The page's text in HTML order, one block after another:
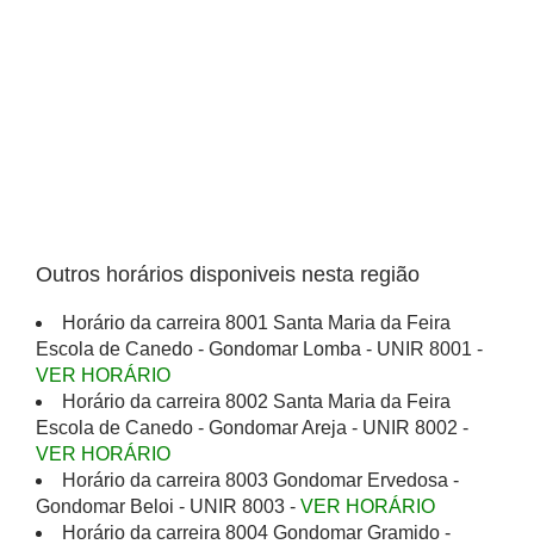
Outros horários disponiveis nesta região
Horário da carreira 8001 Santa Maria da Feira
Escola de Canedo - Gondomar Lomba - UNIR 8001 -
VER HORÁRIO
Horário da carreira 8002 Santa Maria da Feira
Escola de Canedo - Gondomar Areja - UNIR 8002 -
VER HORÁRIO
Horário da carreira 8003 Gondomar Ervedosa -
Gondomar Beloi - UNIR 8003 - VER HORÁRIO
Horário da carreira 8004 Gondomar Gramido -